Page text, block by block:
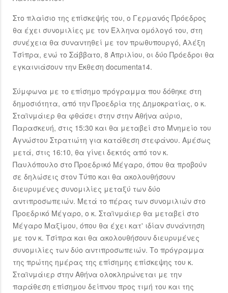
Στο πλαίσιο της επίσκεψής του, ο Γερμανός Πρόεδρος
θα έχει συνομιλίες με τον Έλληνα ομόλογό του, στη
συνέχεια θα συναντηθεί με τον πρωθυπουργό, Αλέξη
Τσίπρα, ενώ το Σάββατο, 8 Απριλίου, οι δύο Πρόεδροι θα
εγκαινιάσουν την Έκθεση documenta14.
Σύμφωνα με το επίσημο πρόγραμμα που δόθηκε στη
δημοσιότητα, από την Προεδρία της Δημοκρατίας, ο κ.
Σταϊνμάιερ θα φθάσει στην στην Αθήνα αύριο,
Παρασκευή, στις 15:30 και θα μεταβεί στο Μνημείο του
Αγνώστου Στρατιώτη για κατάθεση στεφάνου. Αμέσως
μετά, στις 16:10, θα γίνει δεκτός από τον κ.
Παυλόπουλο στο Προεδρικό Μέγαρο, όπου θα προβούν
σε δηλώσεις στον Τύπο και θα ακολουθήσουν
διευρυμένες συνομιλίες μεταξύ των δύο
αντιπροσωπειών. Μετά το πέρας των συνομιλιών στο
Προεδρικό Μέγαρο, ο κ. Σταϊνμάιερ θα μεταβεί στο
Μέγαρο Μαξίμου, όπου θα έχει κατ' ιδίαν συνάντηση
με τον κ. Τσίπρα και θα ακολουθήσουν διευρυμένες
συνομιλίες των δύο αντιπροσωπειών. Το πρόγραμμα
της πρώτης ημέρας της επίσημης επίσκεψης του κ.
Σταϊνμάιερ στην Αθήνα ολοκληρώνεται με την
παράθεση επίσημου δείπνου προς τιμή του και της